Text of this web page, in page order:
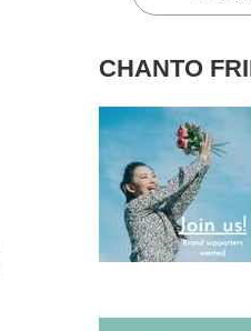
CHANTO